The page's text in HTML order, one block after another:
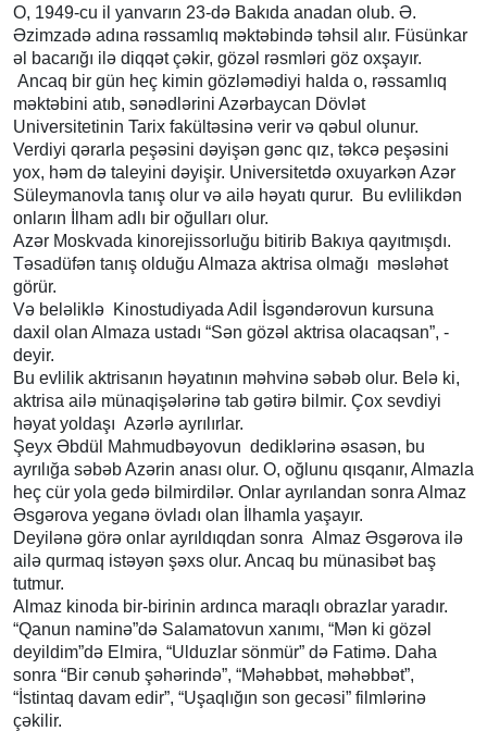
O, 1949-cu il yanvarın 23-də Bakıda anadan olub. Ə.
Əzimzadə adına rəssamlıq məktəbində təhsil alır. Füsünkar
əl bacarığı ilə diqqət çəkir, gözəl rəsmləri göz oxşayır.
Ancaq bir gün heç kimin gözləmədiyi halda o, rəssamlıq
məktəbini atıb, sənədlərini Azərbaycan Dövlət
Universitetinin Tarix fakültəsinə verir və qəbul olunur.
Verdiyi qərarla peşəsini dəyişən gənc qız, təkcə peşəsini
yox, həm də taleyini dəyişir. Universitetdə oxuyarkən Azər
Süleymanovla tanış olur və ailə həyatı qurur. Bu evlilikdən
onların İlham adlı bir oğulları olur.
Azər Moskvada kinorejissorluğu bitirib Bakıya qayıtmışdı.
Təsadüfən tanış olduğu Almaza aktrisa olmağı məsləhət
görür.
Və beləliklə Kinostudiyada Adil İsgəndərovun kursuna
daxil olan Almaza ustadı “Sən gözəl aktrisa olacaqsan”, -
deyir.
Bu evlilik aktrisanın həyatının məhvinə səbəb olur. Belə ki,
aktrisa ailə münaqişələrinə tab gətirə bilmir. Çox sevdiyi
həyat yoldaşı Azərlə ayrılırlar.
Şeyx Əbdül Mahmudbəyovun dediklərinə əsasən, bu
ayrılığa səbəb Azərin anası olur. O, oğlunu qısqanır, Almazla
heç cür yola gedə bilmirdilər. Onlar ayrılandan sonra Almaz
Əsgərova yeganə övladı olan İlhamla yaşayır.
Deyilənə görə onlar ayrıldıqdan sonra Almaz Əsgərova ilə
ailə qurmaq istəyən şəxs olur. Ancaq bu münasibət baş
tutmur.
Almaz kinoda bir-birinin ardınca maraqlı obrazlar yaradır.
“Qanun naminə”də Salamatovun xanımı, “Mən ki gözəl
deyildim”də Elmira, “Ulduzlar sönmür” də Fatimə. Daha
sonra “Bir cənub şəhərində”, “Məhəbbət, məhəbbət”,
“İstintaq davam edir”, “Uşaqlığın son gecəsi” filmlərinə
çəkilir.